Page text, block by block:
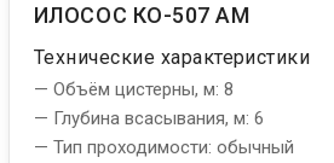
ИЛОСОС КО-507 АМ
Технические характеристики
— Объём цистерны, м: 8
— Глубина всасывания, м: 6
— Тип проходимости: обычный